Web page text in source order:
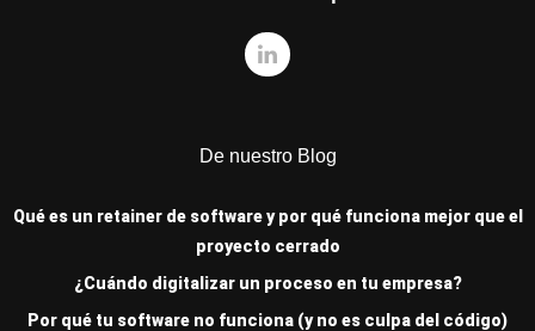
De nuestro Blog
Qué es un retainer de software y por qué funciona mejor que el
proyecto cerrado
¿Cuándo digitalizar un proceso en tu empresa?
Por qué tu software no funciona (y no es culpa del código)